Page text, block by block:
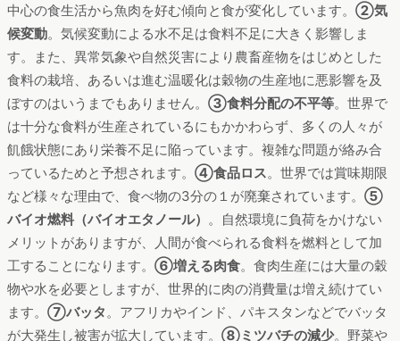
中心の食生活から魚肉を好む傾向と食が変化しています。 ②気
候変動。気候変動による水不足は食料不足に大きく影響しま
す。また、異常気象や自然災害により農畜産物をはじめとした
食料の栽培、あるいは進む温暖化は穀物の生産地に悪影響を及
ぼすのはいうまでもありません。 ③食料分配の不平等。世界で
は十分な食料が生産されているにもかかわらず、多くの人々が
飢餓状態にあり栄養不足に陥っています。複雑な問題が絡み合
っているためと予想されます。 ➃食品ロス。世界では賞味期限
など様々な理由で、食べ物の3分の１が廃棄されています。 ⑤
バイオ燃料（バイオエタノール） 。自然環境に負荷をかけない
メリットがありますが、人間が食べられる食料を燃料として加
工することになります。 ⑥増える肉食。食肉生産には大量の穀
物や水を必要としますが、世界的に肉の消費量は増え続けてい
ます。 ⑦バッタ。アフリカやインド、パキスタンなどでバッタ
が大発生し被害が拡大しています。 ⑧ミツバチの減少。野菜や